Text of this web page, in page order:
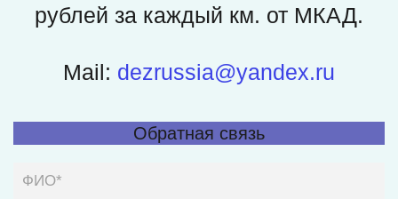
рублей за каждый км. от МКАД.
Mail: dezrussia@yandex.ru
Обратная связь